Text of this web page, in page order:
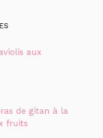
aux
de gitan à la
fruits